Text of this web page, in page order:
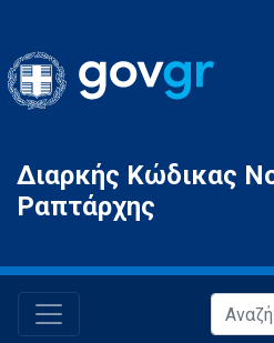
Gov.gr
Διαρκής Κώδικας
Ραπτάρχης